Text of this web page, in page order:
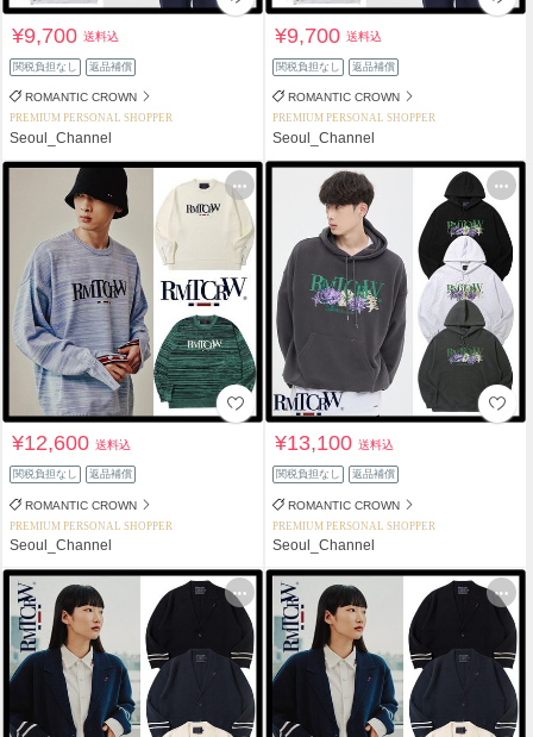
¥9,700送料込
関税負担なし 返品補償
ROMANTIC CROWN
PREMIUM PERSONAL SHOPPER
Seoul_Channel
¥9,700送料込
関税負担なし 返品補償
ROMANTIC CROWN
PREMIUM PERSONAL SHOPPER
Seoul_Channel
¥12,600送料込
関税負担なし 返品補償
ROMANTIC CROWN
PREMIUM PERSONAL SHOPPER
Seoul_Channel
¥13,100送料込
関税負担なし 返品補償
ROMANTIC CROWN
PREMIUM PERSONAL SHOPPER
Seoul_Channel